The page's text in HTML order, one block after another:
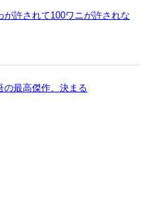
が許されて100ワニが許されな
の最高傑作、決まる